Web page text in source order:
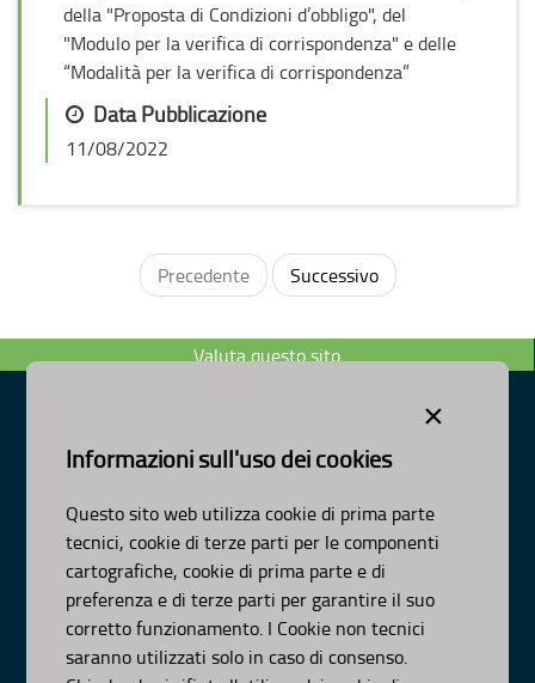
×
Informazioni sull'uso dei cookies
Questo sito web utilizza cookie di prima parte
tecnici, cookie di terze parti per le componenti
cartografiche, cookie di prima parte e di
preferenza e di terze parti per garantire il suo
corretto funzionamento. I Cookie non tecnici
saranno utilizzati solo in caso di consenso.
della "Proposta di Condizioni d’obbligo", del
"Modulo per la verifica di corrispondenza" e delle
“Modalità per la verifica di corrispondenza”
Data Pubblicazione
11/08/2022
Precedente Successivo
Valuta questo sito
Dipartimento Ambiente, Paesaggio e Qualità Urbana
scrivici:email-pec
© Regione Puglia
Organizzazione
Pianificazione